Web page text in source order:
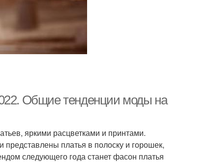
Общие тенденции моды на
яркими расцветками и принтами.
платья в полоску и горошек,
следующего года станет фасон платья